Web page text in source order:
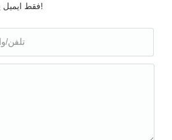
فقط ایمیل یا شماره تلفن خود را در فرم تماس ترک کنید تا بتوانیم یک نقل قول رایگان برای طیف گسترده ای از طرح های ما ارسال کنیم!
تلفن/